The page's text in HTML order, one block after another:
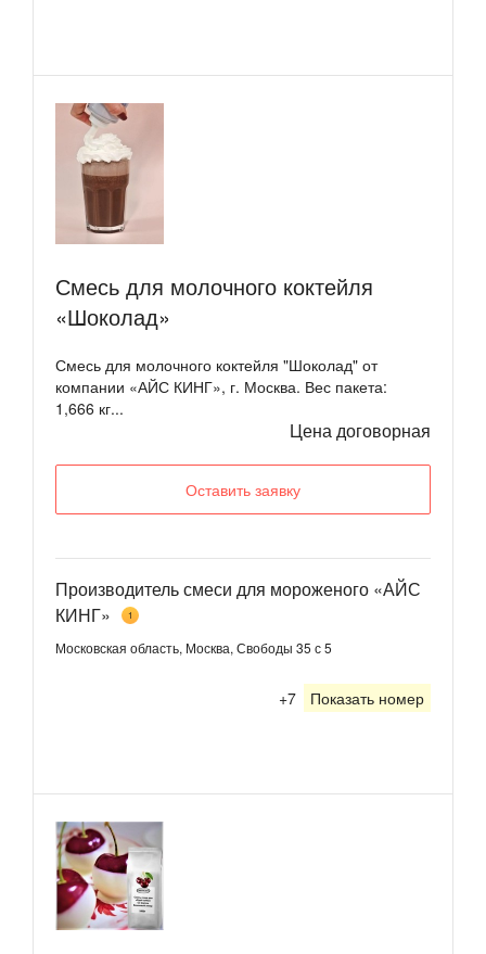
Смесь для молочного коктейля
«Шоколад»
Смесь для молочного коктейля "Шоколад" от
компании «АЙС КИНГ», г. Москва. Вес пакета:
1,666 кг...
Цена договорная
Оставить заявку
Производитель смеси для мороженого «АЙС
КИНГ»
1
Московская область, Москва, Свободы 35 с 5
+7 Показать номер